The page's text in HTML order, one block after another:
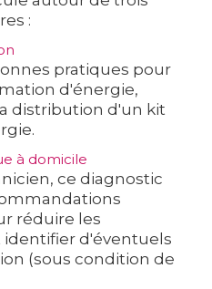
:
pratiques pour
d'énergie,
distribution d'un kit
à domicile
ce diagnostic
réduire les
d'éventuels
(sous condition de